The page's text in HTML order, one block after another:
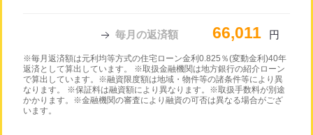
毎月の返済額 66,011 円
※毎月返済額は元利均等方式の住宅ローン金利0.825％(変動金利)40年
返済として算出しています。 ※取扱金融機関は地方銀行の紹介ローン
で算出しています。※融資限度額は地域・物件等の諸条件等により異
なります。 ※保証料は融資額により異なります。※取扱手数料が別途
かかります。※金融機関の審査により融資の可否は異なる場合がござ
います。